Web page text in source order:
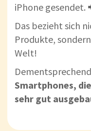
iPhone gesendet.
Das bezieht sich
Produkte,
Welt!
Smartphones,
sehr gut